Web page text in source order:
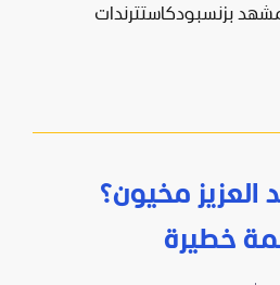
بزنسبودكاستترندات
العزيز مخيون؟
خطيرة